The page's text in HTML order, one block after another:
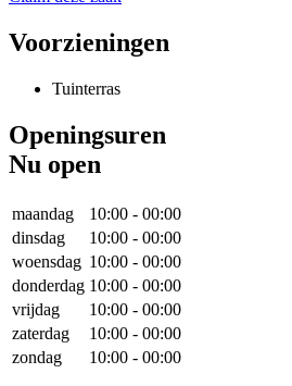
Voorzieningen
Tuinterras
Openingsuren
Nu open
maandag 10:00 - 00:00
dinsdag
10:00 - 00:00
woensdag 10:00 - 00:00
donderdag 10:00 - 00:00
vrijdag
10:00 - 00:00
zaterdag
10:00 - 00:00
zondag
10:00 - 00:00